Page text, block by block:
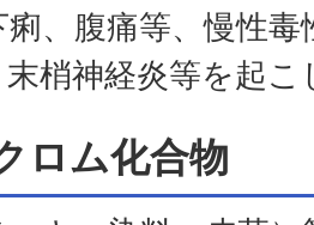
痢、腹痛等、慢性
梢神経炎等を起こ
ロム化合物